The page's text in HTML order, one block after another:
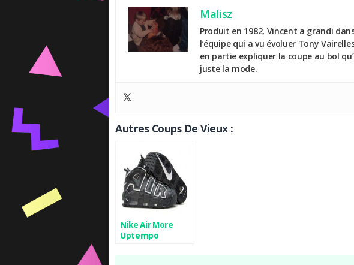
Malisz
Produit en 1982, Vincent a grandi
l’équipe qui a vu évoluer Tony
en partie expliquer la coupe au bol
juste la mode.
Autres Coups De Vieux :
Nike Air More
Uptempo